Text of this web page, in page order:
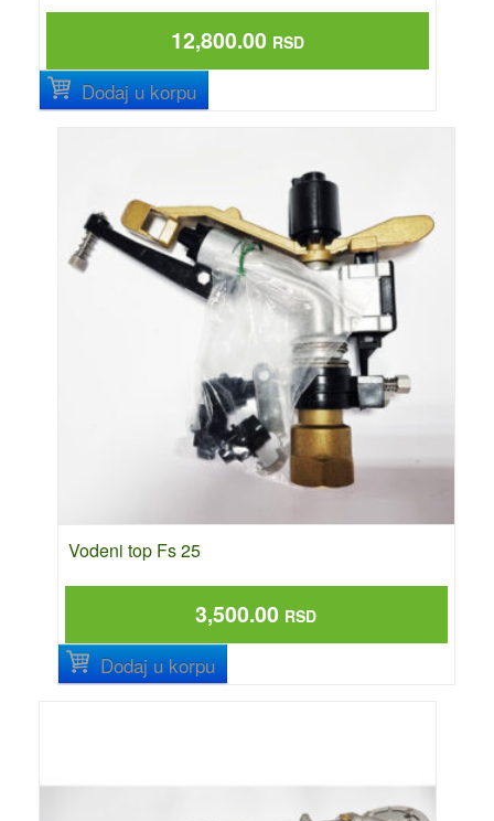
12,800.00 RSD
Dodaj u korpu
Vodeni top Fs 25
3,500.00 RSD
Dodaj u korpu